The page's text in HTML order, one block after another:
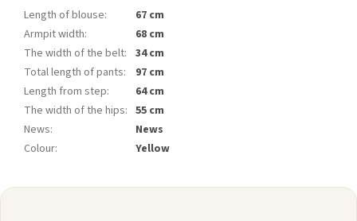
Length of blouse:
67 cm
Armpit width:
68 cm
The width of the belt: 34 cm
Total length of pants:
97 cm
Length from step:
64 cm
The width of the hips: 55 cm
News:
News
Colour: Yellow
Z